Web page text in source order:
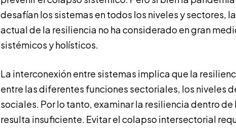
desafían los sistemas en todos los niveles y sectores,
actual de la resiliencia no ha considerado en gran
sistémicos y holísticos.
La interconexión entre sistemas implica que la
entre las diferentes funciones sectoriales, los niveles
sociales. Por lo tanto, examinar la resiliencia dentro
resulta insuficiente. Evitar el colapso intersectorial